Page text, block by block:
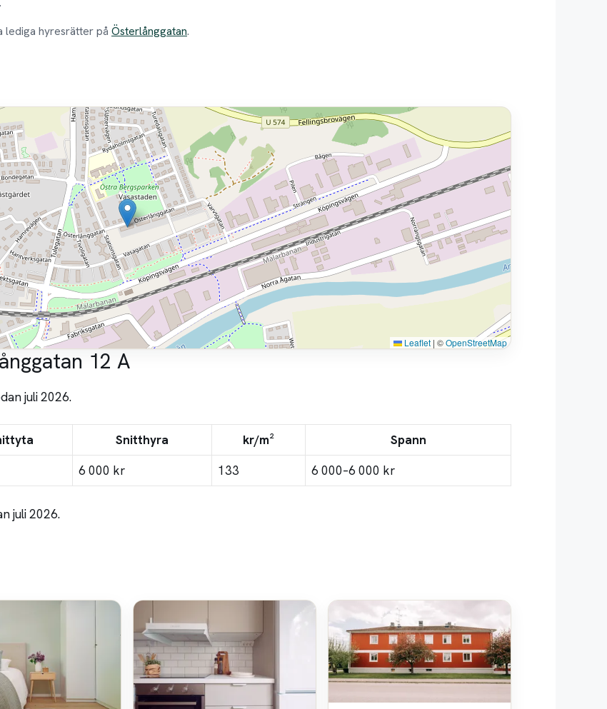
lediga hyresrätter på Österlånggatan.
Leaflet | ©OpenStreetMap
12 A
juli 2026.
Snitthyra kr/m²
Spann
6 000 kr 133 6 000–6 000 kr
juli 2026.